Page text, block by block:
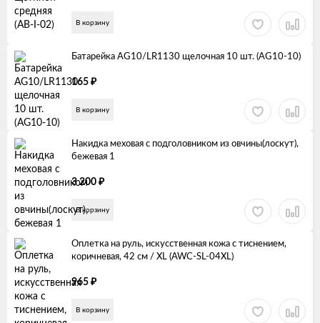
В корзину
Батарейка AG10/LR1130 щелочная 10 шт. (AG10-10)
165 ₽
В корзину
Накидка меховая с подголовником из овчины(лоскут),
бежевая 1
3 200 ₽
В корзину
Оплетка на руль, искусственная кожа с тиснением,
коричневая, 42 см / XL (AWC-SL-04XL)
965 ₽
В корзину